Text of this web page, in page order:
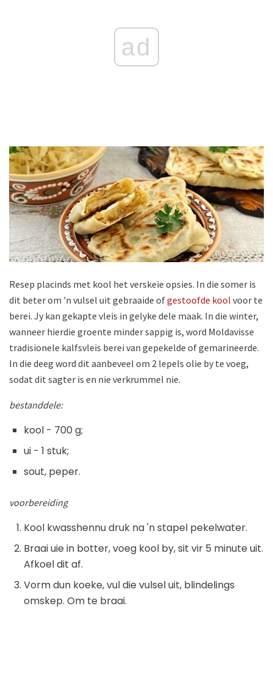
ad
Resep placinds met kool het verskeie opsies. In die somer is
dit beter om 'n vulsel uit gebraaide ofgestoofde kool voor te
berei. Jy kan gekapte vleis in gelyke dele maak. In die winter,
wanneer hierdie groente minder sappig is, word Moldavisse
tradisionele kalfsvleis berei van gepekelde of gemarineerde.
In die deeg word dit aanbeveel om 2 lepels olie by te voeg,
sodat dit sagter is en nie verkrummel nie.
bestanddele:
kool - 700 g;
ui - 1 stuk;
sout, peper.
voorbereiding
Kool kwasshennu druk na 'n stapel pekelwater.
Braai uie in botter, voeg kool by, sit vir 5 minute uit.
Afkoel dit af.
Vorm dun koeke, vul die vulsel uit, blindelings
omskep. Om te braai.